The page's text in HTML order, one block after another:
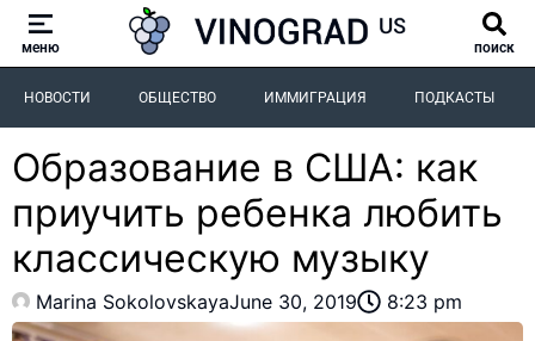
меню поиск
НОВОСТИ ОБЩЕСТВО ИММИГРАЦИЯ ПОДКАСТЫ
Образование в США: как
приучить ребенка любить
классическую музыку
Marina SokolovskayaJune 30, 2019 8:23 pm